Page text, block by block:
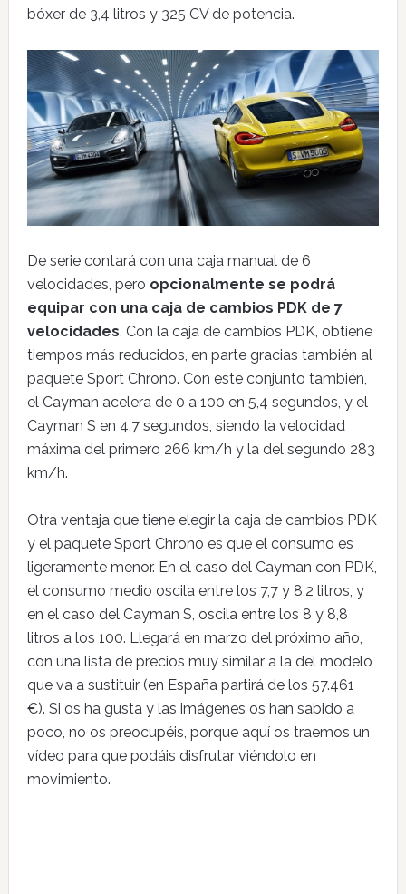
bóxer de 3,4 litros y 325 CV de potencia.
De serie contará con una caja manual de 6
velocidades, pero opcionalmente se podrá
equipar con una caja de cambios PDK de 7
velocidades. Con la caja de cambios PDK, obtiene
tiempos más reducidos, en parte gracias también al
paquete Sport Chrono. Con este conjunto también,
el Cayman acelera de 0 a 100 en 5,4 segundos, y el
Cayman S en 4,7 segundos, siendo la velocidad
máxima del primero 266 km/h y la del segundo 283
km/h.
Otra ventaja que tiene elegir la caja de cambios PDK
y el paquete Sport Chrono es que el consumo es
ligeramente menor. En el caso del Cayman con PDK,
el consumo medio oscila entre los 7,7 y 8,2 litros, y
en el caso del Cayman S, oscila entre los 8 y 8,8
litros a los 100. Llegará en marzo del próximo año,
con una lista de precios muy similar a la del modelo
que va a sustituir (en España partirá de los 57.461
€). Si os ha gusta y las imágenes os han sabido a
poco, no os preocupéis, porque aquí os traemos un
vídeo para que podáis disfrutar viéndolo en
movimiento.